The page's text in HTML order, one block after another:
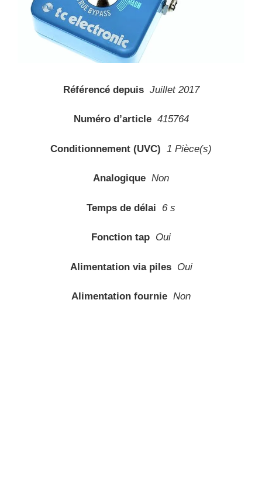
Référencé depuis Juillet 2017
Numéro d’article 415764
Conditionnement (UVC) 1 Pièce(s)
Analogique Non
Temps de délai 6 s
Fonction tap Oui
Alimentation via piles Oui
Alimentation fournie Non